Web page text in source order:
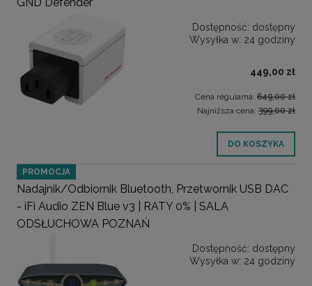
Dostępność: dostępny
Wysyłka w: 24 godziny
449,00 zł
Cena regularna: 649,00 zł
Najniższa cena: 399,00 zł
DO KOSZYKA
Nadajnik/Odbiornik Bluetooth, Przetwornik USB DAC
- iFi Audio ZEN Blue v3 | RATY 0% | SALA
ODSŁUCHOWA POZNAŃ
Dostępność: dostępny
Wysyłka w: 24 godziny
PROMOCJA